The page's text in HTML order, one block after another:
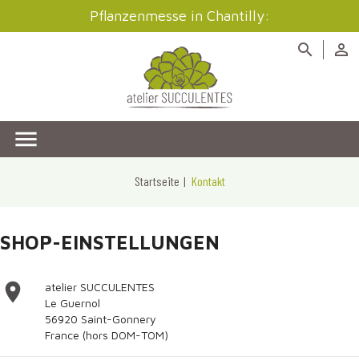
Pflanzenmesse in Chantilly:



Startseite Kontakt
SHOP-EINSTELLUNGEN

atelier SUCCULENTES
Le Guernol
56920 Saint-Gonnery
France (hors DOM-TOM)